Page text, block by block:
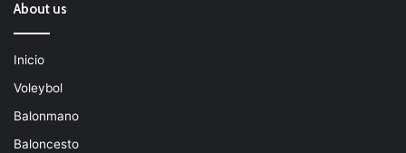
About us
Inicio
Voleybol
Balonmano
Baloncesto